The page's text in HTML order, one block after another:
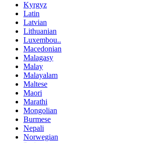
Kyrgyz
Latin
Latvian
Lithuanian
Luxembou..
Macedonian
Malagasy
Malay
Malayalam
Maltese
Maori
Marathi
Mongolian
Burmese
Nepali
Norwegian